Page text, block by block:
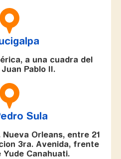
a una cuadra del
Pablo II.
Sula
Nueva Orleans, entre 21
3ra. Avenida, frente
Yude Canahuati.